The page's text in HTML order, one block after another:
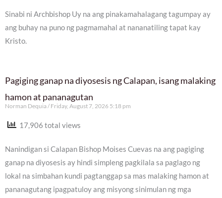
Sinabi ni Archbishop Uy na ang pinakamahalagang tagumpay ay
ang buhay na puno ng pagmamahal at nananatiling tapat kay
Kristo.
Pagiging ganap na diyosesis ng Calapan, isang malaking
hamon at pananagutan
Norman Dequia Friday, August 7, 2026 5:18 pm
17,906 total views
Nanindigan si Calapan Bishop Moises Cuevas na ang pagiging
ganap na diyosesis ay hindi simpleng pagkilala sa paglago ng
lokal na simbahan kundi pagtanggap sa mas malaking hamon at
pananagutang ipagpatuloy ang misyong sinimulan ng mga